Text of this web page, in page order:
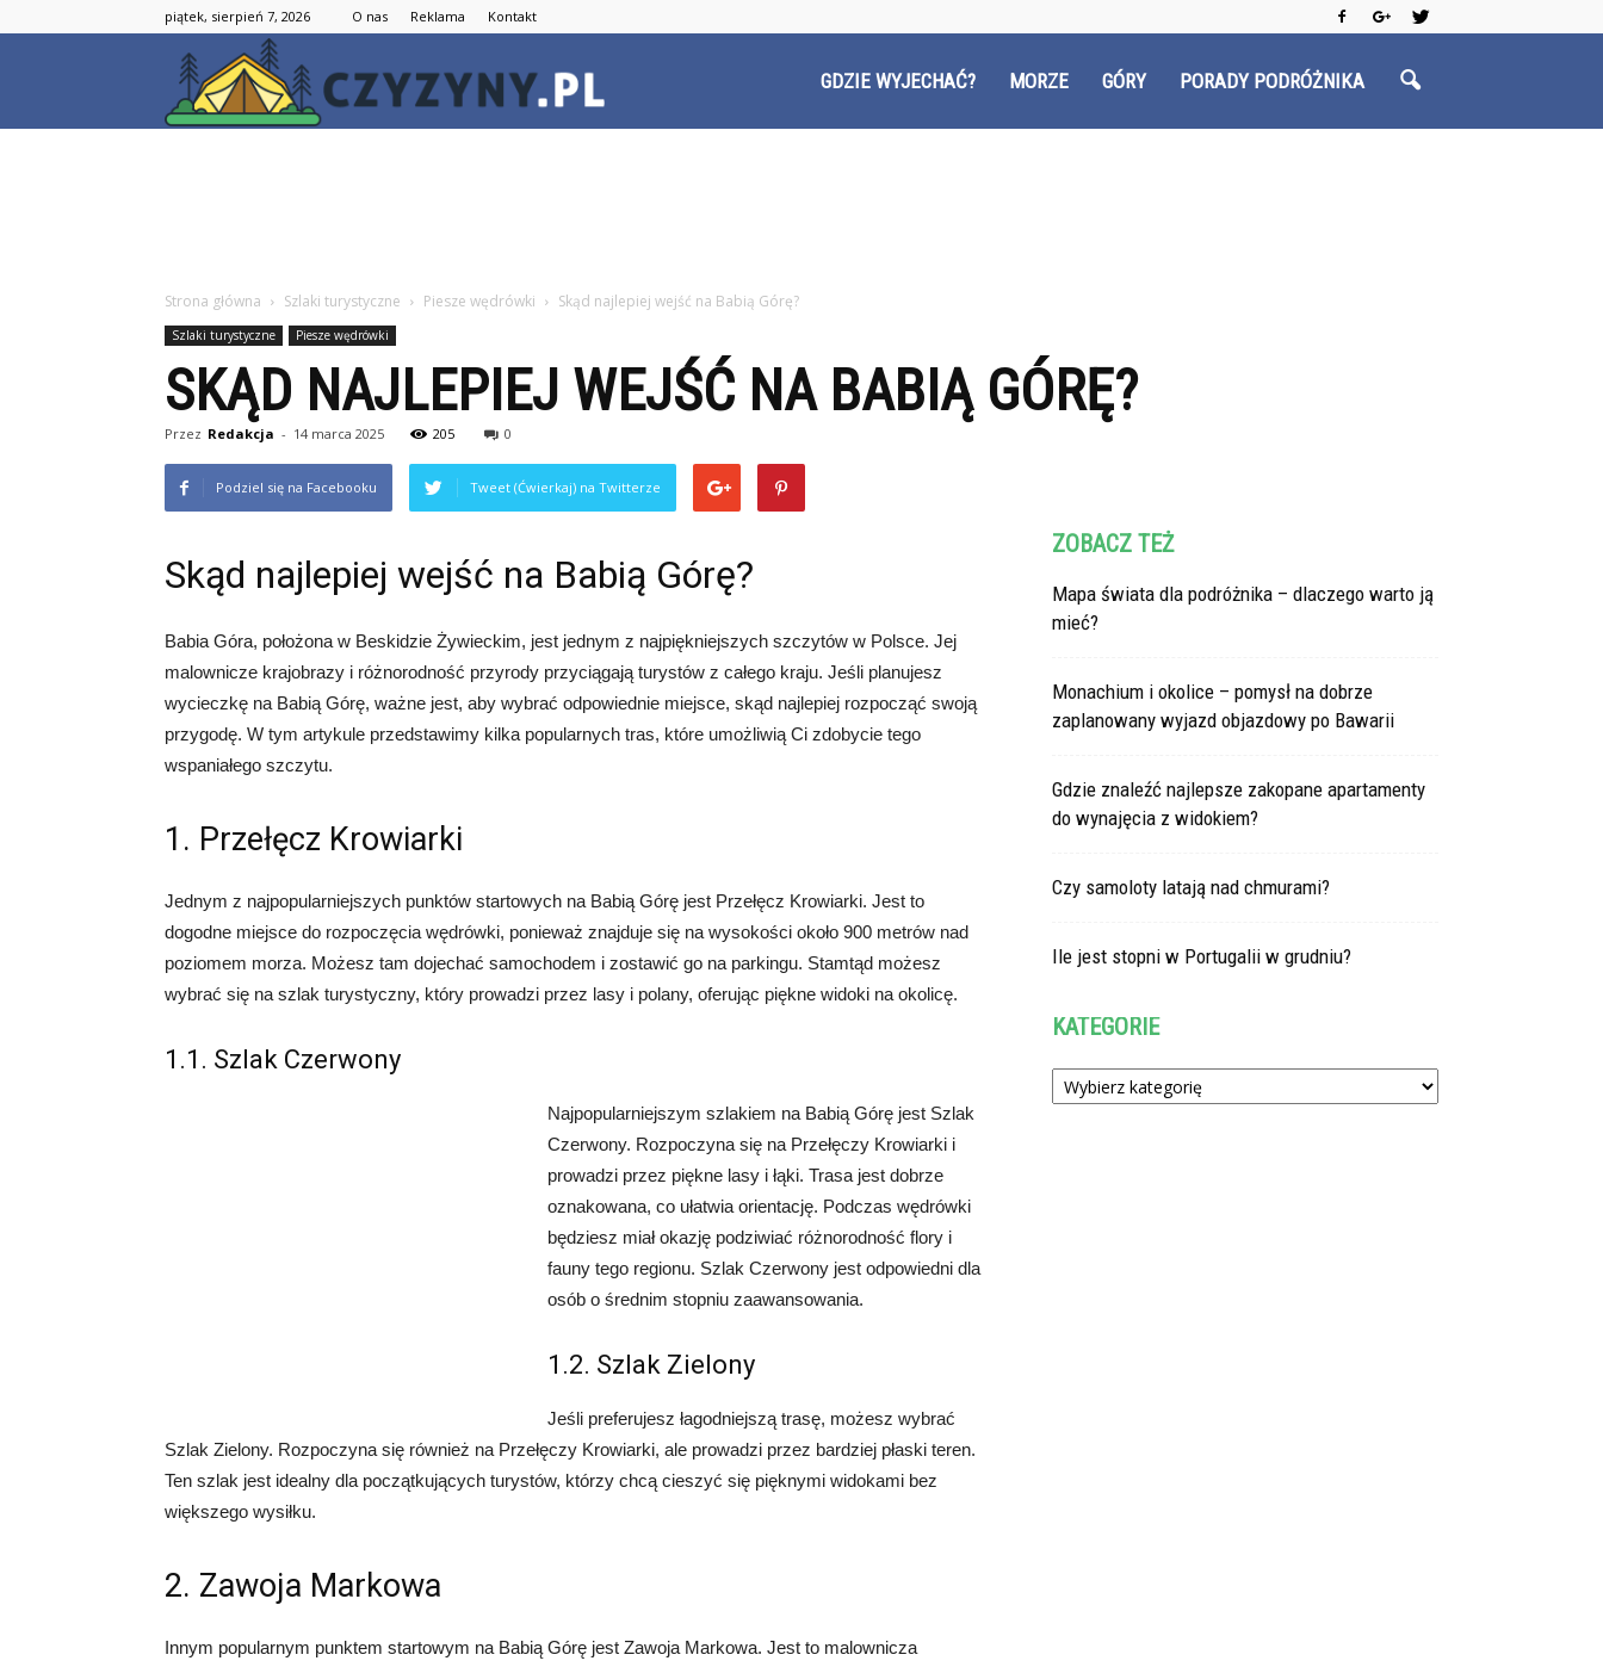
piątek, sierpień 7, 2026 O nas Reklama Kontakt
GDZIE WYJECHAĆ? MORZE GÓRY PORADY PODRÓŻNIKA
Strona główna Szlaki turystyczne Piesze wędrówki Skąd najlepiej wejść na Babią Górę?
Szlaki turystyczne Piesze wędrówki
SKĄD NAJLEPIEJ WEJŚĆ NA BABIĄ GÓRĘ?
Przez Redakcja - 14 marca 2025 205 0
Podziel się na Facebooku Tweet (Ćwierkaj) na Twitterze
Skąd najlepiej wejść na Babią Górę?
Babia Góra, położona w Beskidzie Żywieckim, jest jednym z najpiękniejszych szczytów w Polsce. Jej
malownicze krajobrazy i różnorodność przyrody przyciągają turystów z całego kraju. Jeśli planujesz
wycieczkę na Babią Górę, ważne jest, aby wybrać odpowiednie miejsce, skąd najlepiej rozpocząć swoją
przygodę. W tym artykule przedstawimy kilka popularnych tras, które umożliwią Ci zdobycie tego
wspaniałego szczytu.
1. Przełęcz Krowiarki
Jednym z najpopularniejszych punktów startowych na Babią Górę jest Przełęcz Krowiarki. Jest to
dogodne miejsce do rozpoczęcia wędrówki, ponieważ znajduje się na wysokości około 900 metrów nad
poziomem morza. Możesz tam dojechać samochodem i zostawić go na parkingu. Stamtąd możesz
wybrać się na szlak turystyczny, który prowadzi przez lasy i polany, oferując piękne widoki na okolicę.
1.1. Szlak Czerwony
Najpopularniejszym szlakiem na Babią Górę jest Szlak
Czerwony. Rozpoczyna się na Przełęczy Krowiarki i
prowadzi przez piękne lasy i łąki. Trasa jest dobrze
oznakowana, co ułatwia orientację. Podczas wędrówki
będziesz miał okazję podziwiać różnorodność flory i
fauny tego regionu. Szlak Czerwony jest odpowiedni dla
osób o średnim stopniu zaawansowania.
1.2. Szlak Zielony
Jeśli preferujesz łagodniejszą trasę, możesz wybrać
Szlak Zielony. Rozpoczyna się również na Przełęczy Krowiarki, ale prowadzi przez bardziej płaski teren.
Ten szlak jest idealny dla początkujących turystów, którzy chcą cieszyć się pięknymi widokami bez
większego wysiłku.
2. Zawoja Markowa
Innym popularnym punktem startowym na Babią Górę jest Zawoja Markowa. Jest to malownicza
ZOBACZ TEŻ
Mapa świata dla podróżnika – dlaczego warto ją
mieć?
Monachium i okolice – pomysł na dobrze
zaplanowany wyjazd objazdowy po Bawarii
Gdzie znaleźć najlepsze zakopane apartamenty
do wynajęcia z widokiem?
Czy samoloty latają nad chmurami?
Ile jest stopni w Portugalii w grudniu?
KATEGORIE
Kategorie